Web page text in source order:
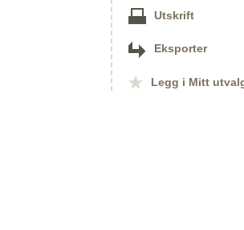
Utskrift
Eksporter
Legg i Mitt